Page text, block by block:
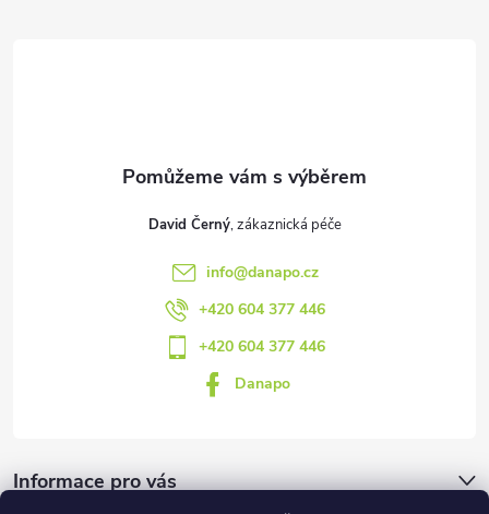
David Černý
info@danapo.cz
+420 604 377 446
+420 604 377 446
Danapo
Informace pro vás